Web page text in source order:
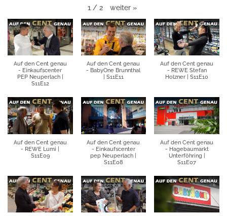
1 / 2 weiter »
Auf den Cent genau
- Einkaufscenter
PEP Neuperlach |
S11E12
Auf den Cent genau
- BabyOne Brunnthal
| S11E11
Auf den Cent genau
- REWE Stefan
Holzner | S11E10
Auf den Cent genau
- REWE Lumi |
S11E09
Auf den Cent genau
- Einkaufscenter
pep Neuperlach |
S11E08
Auf den Cent genau
- Hagebaumarkt
Unterföhring |
S11E07